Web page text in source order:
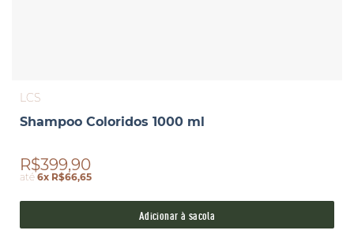
LCS
Shampoo Coloridos 1000 ml
R$399,90
até6x R$66,65
Adicionar à sacola